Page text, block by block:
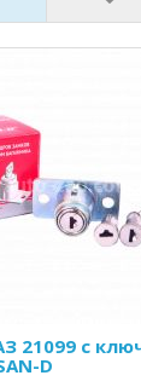
21099 с
D